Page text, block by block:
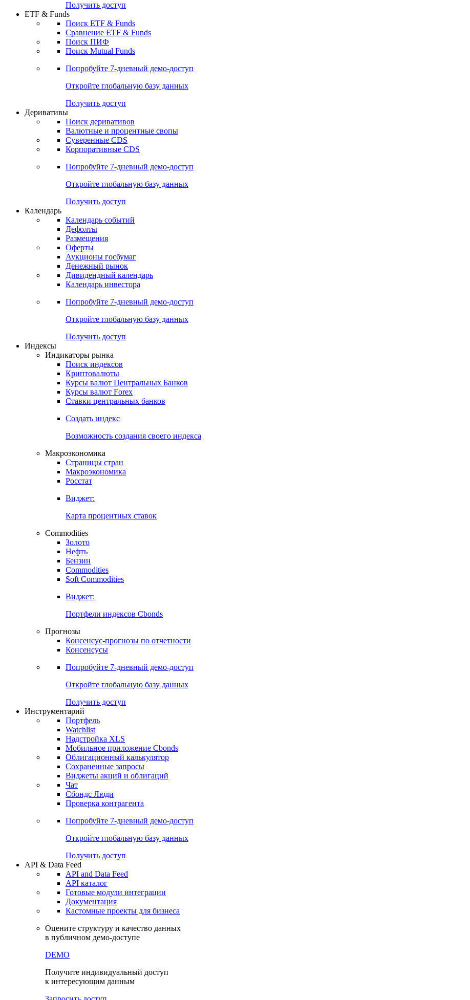
Получить доступ
ETF & Funds
Поиск ETF & Funds
Сравнение ETF & Funds
Поиск ПИФ
Поиск Mutual Funds
Попробуйте 7-дневный демо-доступ
Откройте глобальную базу данных
Получить доступ
Деривативы
Поиск деривативов
Валютные и процентные свопы
Суверенные CDS
Корпоративные CDS
Попробуйте 7-дневный демо-доступ
Откройте глобальную базу данных
Получить доступ
Календарь
Календарь событий
Дефолты
Размещения
Оферты
Аукционы госбумаг
Денежный рынок
Дивидендный календарь
Календарь инвестора
Попробуйте 7-дневный демо-доступ
Откройте глобальную базу данных
Получить доступ
Индексы
Индикаторы рынка
Поиск индексов
Криптовалюты
Курсы валют Центральных Банков
Курсы валют Forex
Ставки центральных банков
Создать индекс
Возможность создания своего индекса
Макроэкономика
Страницы стран
Макроэкономика
Росстат
Виджет:
Карта процентных ставок
Commodities
Золото
Нефть
Бензин
Commodities
Soft Commodities
Виджет:
Портфели индексов Cbonds
Прогнозы
Консенсус-прогнозы по отчетности
Консенсусы
Попробуйте 7-дневный демо-доступ
Откройте глобальную базу данных
Получить доступ
Инструментарий
Портфель
Watchlist
Надстройка XLS
Мобильное приложение Cbonds
Облигационный калькулятор
Сохраненные запросы
Виджеты акций и облигаций
Чат
Сбондс Люди
Проверка контрагента
Попробуйте 7-дневный демо-доступ
Откройте глобальную базу данных
Получить доступ
API & Data Feed
API and Data Feed
API каталог
Готовые модули интеграции
Документация
Кастомные проекты для бизнеса
Оцените структуру и качество данных
в публичном демо-доступе
DEMO
Получите индивидуальный доступ
к интересующим данным